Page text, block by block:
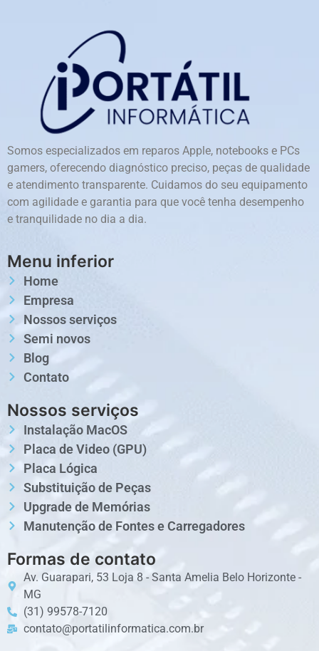
Somos especializados em reparos Apple, notebooks e PCs
gamers, oferecendo diagnóstico preciso, peças de qualidade
e atendimento transparente. Cuidamos do seu equipamento
com agilidade e garantia para que você tenha desempenho
e tranquilidade no dia a dia.
Menu inferior
Home
Empresa
Nossos serviços
Semi novos
Blog
Contato
Nossos serviços
Instalação MacOS
Placa de Video (GPU)
Placa Lógica
Substituição de Peças
Upgrade de Memórias
Manutenção de Fontes e Carregadores
Formas de contato
Av. Guarapari, 53 Loja 8 - Santa Amelia Belo Horizonte -
MG
(31) 99578-7120
contato@portatilinformatica.com.br